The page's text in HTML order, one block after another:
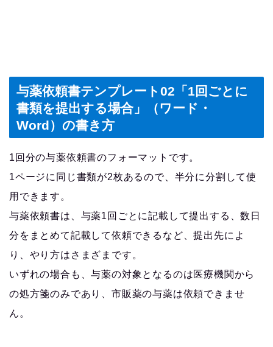
与薬依頼書テンプレート02「1回ごとに
書類を提出する場合」（ワード・
Word）の書き方
1回分の与薬依頼書のフォーマットです。
1ページに同じ書類が2枚あるので、半分に分割して使
用できます。
与薬依頼書は、与薬1回ごとに記載して提出する、数日
分をまとめて記載して依頼できるなど、提出先によ
り、やり方はさまざまです。
いずれの場合も、与薬の対象となるのは医療機関から
の処方箋のみであり、市販薬の与薬は依頼できませ
ん。